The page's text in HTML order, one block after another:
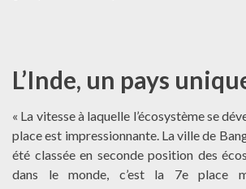
L’Inde, un pays
« La vitesse à laquelle l’écosystème se
place est impressionnante. La ville de
été classée en seconde position des
dans le monde, c’est la 7e place